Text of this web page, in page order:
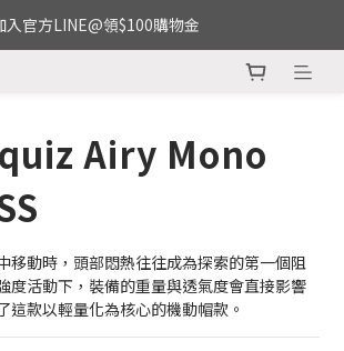
入官方LINE@領$100購物金
Airy Mono
移動時，頭部悶熱往往成為探索的第一個阻
度活動下，裝備的重量與透氣度會直接影響
這款以輕量化為核心的機動帽款。